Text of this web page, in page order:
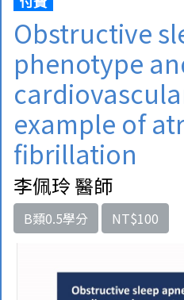
Obstructive
phenotype
example of
fibrillation
李佩玲 醫師
B類0.5學分 NT$100